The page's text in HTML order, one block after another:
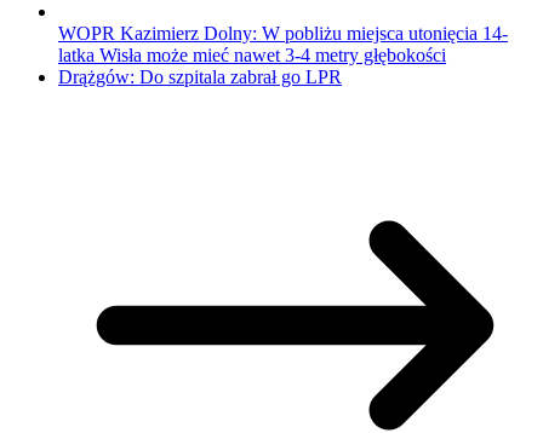
WOPR Kazimierz Dolny: W pobliżu miejsca utonięcia 14-
latka Wisła może mieć nawet 3-4 metry głębokości
Drążgów: Do szpitala zabrał go LPR